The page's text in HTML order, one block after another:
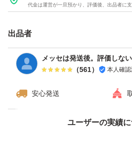
代金は運営が一旦預かり、評価後、出品者に
出品者
メッセは発送後。評価しな
（561） 本人確
安心発送
ユーザーの実績
価格の相談